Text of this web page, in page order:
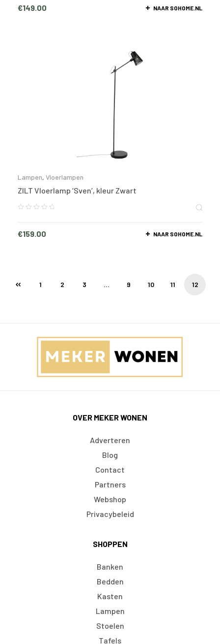
€149.00 NAAR SOHOME.NL
Lampen, Vloerlampen
ZILT Vloerlamp ‘Sven’, kleur Zwart
€159.00 NAAR SOHOME.NL
1 2 3 … 9 10 11 12
OVER MEKER WONEN
Adverteren
Blog
Contact
Partners
Webshop
Privacybeleid
SHOPPEN
Banken
Bedden
Kasten
Lampen
Stoelen
Tafels